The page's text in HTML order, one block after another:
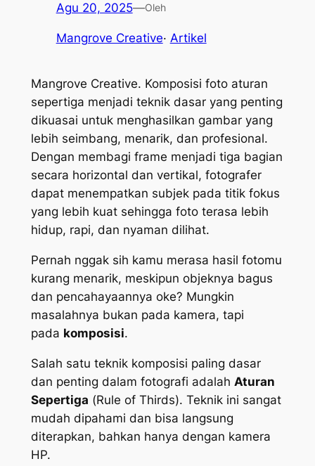
Agu 20, 2025—Oleh
Mangrove Creative· Artikel
Mangrove Creative. Komposisi foto aturan
sepertiga menjadi teknik dasar yang penting
dikuasai untuk menghasilkan gambar yang
lebih seimbang, menarik, dan profesional.
Dengan membagi frame menjadi tiga bagian
secara horizontal dan vertikal, fotografer
dapat menempatkan subjek pada titik fokus
yang lebih kuat sehingga foto terasa lebih
hidup, rapi, dan nyaman dilihat.
Pernah nggak sih kamu merasa hasil fotomu
kurang menarik, meskipun objeknya bagus
dan pencahayaannya oke? Mungkin
masalahnya bukan pada kamera, tapi
pada komposisi.
Salah satu teknik komposisi paling dasar
dan penting dalam fotografi adalah Aturan
Sepertiga (Rule of Thirds). Teknik ini sangat
mudah dipahami dan bisa langsung
diterapkan, bahkan hanya dengan kamera
HP.